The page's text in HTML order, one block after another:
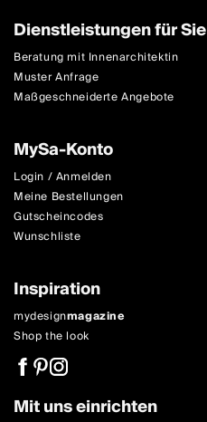
Dienstleistungen für Sie
Beratung mit Innenarchitektin
Muster Anfrage
Maßgeschneiderte Angebote
MySa-Konto
Login / Anmelden
Meine Bestellungen
Gutscheincodes
Wunschliste
Inspiration
mydesignmagazine
Shop the look
Mit uns einrichten